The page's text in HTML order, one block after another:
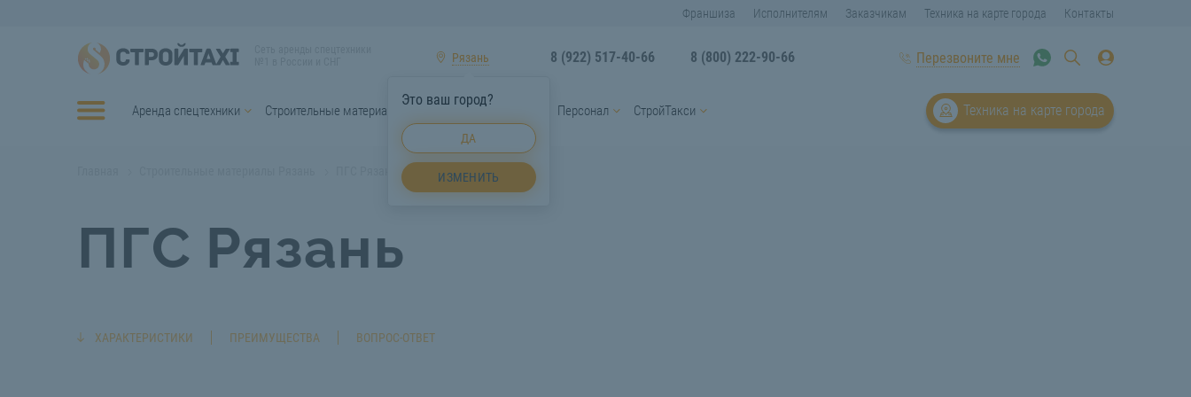
Франшиза Исполнителям Заказчикам Техника на карте города Контакты
Рязань
Это ваш город?
ДА
ИЗМЕНИТЬ
8 (922) 517-40-66 8 (800) 222-90-66 Перезвоните мне
Аренда спецтехники Строительные материалы Услуги спецтехники Персонал СтройТакси Техника на карте города
ПГС Рязань
ПГС Рязань
ХАРАКТЕРИСТИКИ ПРЕИМУЩЕСТВА ВОПРОС-ОТВЕТ